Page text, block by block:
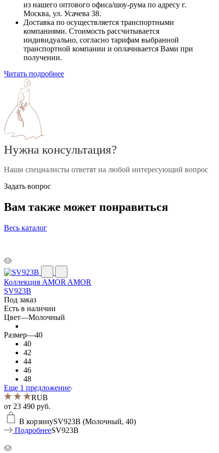
из нашего оптового офиса/шоу-рума по адресу г.
Москва, ул. Усачева 38.
Доставка по осуществляется транспортными
компаниями. Стоимость рассчитывается
индивидуально, согласно тарифам выбранной
транспортной компании и оплачивается Вами при
получении.
Читать подробнее
Нужна консультация?
Наши специалисты ответят на любой интересующий вопрос
Задать вопрос
Вам также может понравиться
Весь каталог
Коллекция AMOR AMOR
SV923B
Под заказ
Есть в наличии
Цвет—Молочный
Размер—40
40
42
44
46
48
Еще 1 предложение
RUB
от 23 490 руб.
В корзинуSV923B (Молочный, 40)
ПодробнееSV923B